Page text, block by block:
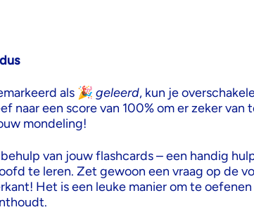
als 🎉 geleerd, kun je
naar een score van 100% om er zeker van
mondeling!
van jouw flashcards – een handig
te leren. Zet gewoon een vraag op de
Het is een leuke manier om te